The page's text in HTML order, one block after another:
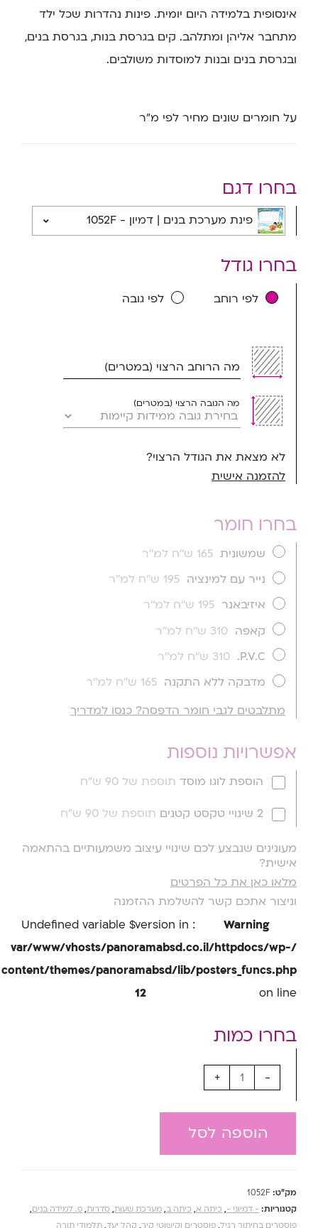
אינסופית בלמידה היום יומית. פינות נהדרות שכל ילד
מתחבר אליהן ומתלהב. קים בגרסת בנות, בגרסת בנים,
ובגרסת בנים ובנות למוסדות משולבים.
על חומרים שונים מחיר לפי מ”ר
בחרו דגם
פינת מערכת בנים | דמיון - 1052F
בחרו גודל
לפי רוחב לפי גובה
מה הרוחב הרצוי (במטרים)
מה הגובה הרצוי (במטרים)
לא מצאת את הגודל הרצוי?
להזמנה אישית
בחרו חומר
שמשונית 165 ש''ח למ''ר
נייר עם למינציה 195 ש''ח למ''ר
איזיבאנר 195 ש''ח למ''ר
קאפה 310 ש''ח למ''ר
P.V.C.
310 ש''ח למ''ר
מדבקה ללא התקנה 165 ש''ח למ''ר
מתלבטים לגבי חומר הדפסה? כנסו למדריך
אפשרויות נוספות
הוספת לוגו מוסד תוספת של 90 ש"ח
2 שינויי טקסט קטנים תוספת של 90 ש"ח
מעונינים שנבצע לכם שינויי עיצוב משמעותיים בהתאמה
אישית?
מלאו כאן את כל הפרטים
וניצור אתכם קשר להשלמת ההזמנה
Warning
: Undefined variable $version in
/var/www/vhosts/panoramabsd.co.il/httpdocs/wp-
content/themes/panoramabsd/lib/posters_funcs.php
on line
12
-
+
הוספה לסל
מק"ט: 1052F
קטגוריות: - דמיוני -, כיתה א, כיתה ב, מערכת שעות, סדרות, פ. למידה בנים,
פוסטרים בחיתוך רגיל, פוסטרים וקישוטי קיר, קהל יעד, תלמודי תורה